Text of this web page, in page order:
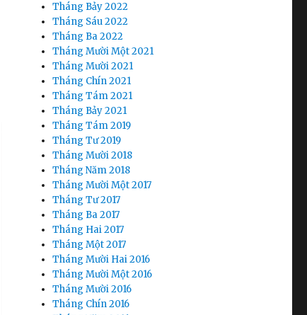
Tháng Bảy 2022
Tháng Sáu 2022
Tháng Ba 2022
Tháng Mười Một 2021
Tháng Mười 2021
Tháng Chín 2021
Tháng Tám 2021
Tháng Bảy 2021
Tháng Tám 2019
Tháng Tư 2019
Tháng Mười 2018
Tháng Năm 2018
Tháng Mười Một 2017
Tháng Tư 2017
Tháng Ba 2017
Tháng Hai 2017
Tháng Một 2017
Tháng Mười Hai 2016
Tháng Mười Một 2016
Tháng Mười 2016
Tháng Chín 2016